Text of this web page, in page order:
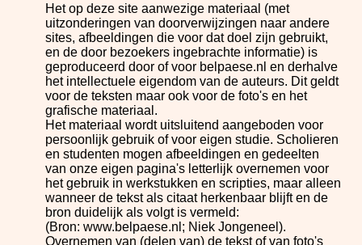
Het op deze site aanwezige materiaal (met
uitzonderingen van doorverwijzingen naar andere
sites, afbeeldingen die voor dat doel zijn gebruikt,
en de door bezoekers ingebrachte informatie) is
geproduceerd door of voor belpaese.nl en derhalve
het intellectuele eigendom van de auteurs. Dit geldt
voor de teksten maar ook voor de foto's en het
grafische materiaal.
Het materiaal wordt uitsluitend aangeboden voor
persoonlijk gebruik of voor eigen studie. Scholieren
en studenten mogen afbeeldingen en gedeelten
van onze eigen pagina's letterlijk overnemen voor
het gebruik in werkstukken en scripties, maar alleen
wanneer de tekst als citaat herkenbaar blijft en de
bron duidelijk als volgt is vermeld:
(Bron: www.belpaese.nl; Niek Jongeneel).
Overnemen van (delen van) de tekst of van foto's